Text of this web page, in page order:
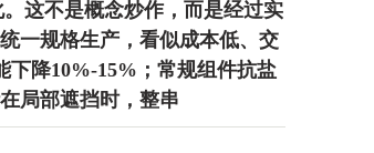
这不是概念炒作，而是经过实
一规格生产，看似成本低、交
下降10%-15%；常规组件抗盐
局部遮挡时，整串